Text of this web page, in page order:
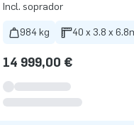
Incl. soprador
984 kg 40 x 3.8 x
14 999,00 €